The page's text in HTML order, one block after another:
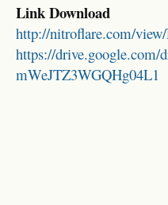
Link Download
http://nitroflare.com/
https://drive.google.com/
mWeJTZ3WGQHg04L1